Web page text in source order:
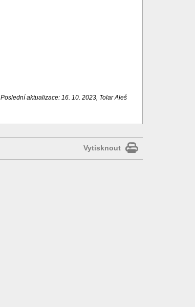
Poslední aktualizace: 16. 10. 2023, Tolar Aleš
Vytisknout